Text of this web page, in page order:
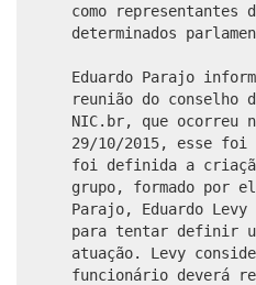
como
determinados
Eduardo Parajo
reunião do conselho
NIC.br, que ocorreu
29/10/2015, esse foi
foi definida a criação
grupo, formado por
Parajo, Eduardo
para tentar definir
atuação. Levy
funcionário deverá